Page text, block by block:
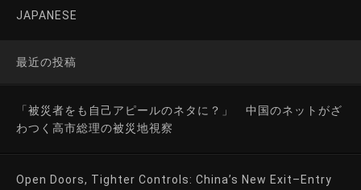
JAPANESE
最近の投稿
「被災者をも自己アピールのネタに？」 中国のネットがざ
わつく高市総理の被災地視察
Open Doors, Tighter Controls: China’s New Exit–Entry